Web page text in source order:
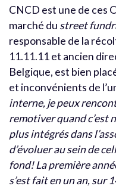
CNCD est une de ces
marché du street
responsable de la
11.11.11 et ancien
Belgique, est bien
et inconvénients de
interne, je peux
remotiver quand c’est
plus intégrés dans
d’évoluer au sein de
fond! La première
s’est fait en un an, sur